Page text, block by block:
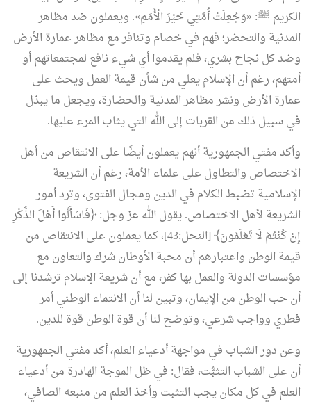
الكريم ﷺ: «وَجُعِلَتْ أُمَّتِي خَيْرَ الْأُمَمِ». ويعملون ضد مظاهر
المدنية والتحضر؛ فهم في خصام وتنافر مع مظاهر عمارة الأرض
وضد كل نجاح بشري، فلم يقدموا أي شيء نافع لمجتمعاتهم أو
أمتهم، رغم أن الإسلام يعلي من شأن قيمة العمل ويحث على
عمارة الأرض ونشر مظاهر المدنية والحضارة، ويجعل ما يبذل
في سبيل ذلك من القربات إلى الله التي يثاب المرء عليها.
وأكد مفتي الجمهورية أنهم يعملون أيضًا على الانتقاص من أهل
الاختصاص والتطاول على علماء الأمة، رغم أن الشريعة
الإسلامية تضبط الكلام في الدين ومجال الفتوى، وترد أمور
الشريعة لأهل الاختصاص. يقول الله عز وجل: ﴿فَاسْأَلُوا أَهْلَ الذِّكْرِ
إِنْ كُنْتُمْ لَا تَعْلَمُونَ﴾ [النحل:43]، كما يعملون على الانتقاص من
قيمة الوطن واعتبارهم أن محبة الأوطان شرك والتعاون مع
مؤسسات الدولة والعمل بها كفر، مع أن شريعة الإسلام ترشدنا إلى
أن حب الوطن من الإيمان، وتبين لنا أن الانتماء الوطني أمر
فطري وواجب شرعي، وتوضح لنا أن قوة الوطن قوة للدين.
وعن دور الشباب في مواجهة أدعياء العلم، أكد مفتي الجمهورية
أن على الشباب التثبُّت، فقال: في ظل الموجة الهادرة من أدعياء
العلم في كل مكان يجب التثبت وأخذ العلم من منبعه الصافي،